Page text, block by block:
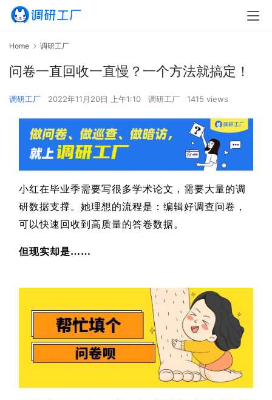
Home 调研工厂
问卷一直回收一直慢？一个方法就搞定！
调研工厂 2022年11月20日 上午1:10 调研工厂 1415 views
小红在毕业季需要写很多学术论文，需要大量的调
研数据支撑。她理想的流程是：编辑好调查问卷，
可以快速回收到高质量的答卷数据。
但现实却是……